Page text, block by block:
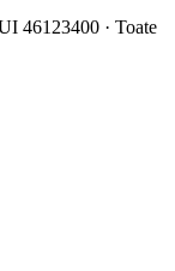
46123400 · Toate